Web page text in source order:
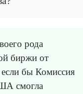
рода
биржи от
бы Комиссия
смогла